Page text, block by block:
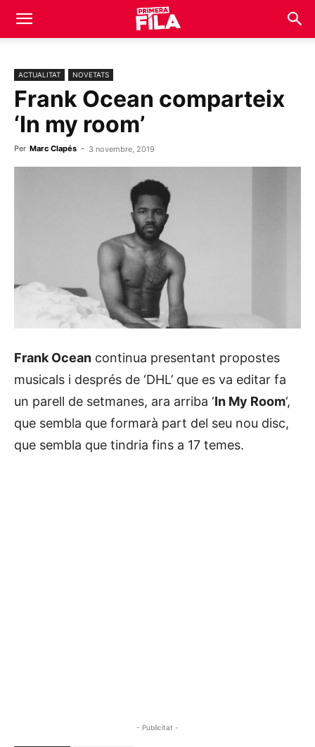
ACTUALITAT NOVETATS
Frank Ocean comparteix
‘In my room’
Per Marc Clapés - 3 novembre, 2019
Frank Ocean continua presentant propostes
musicals i després de ‘DHL’ que es va editar fa
un parell de setmanes, ara arriba ‘In My Room‘,
que sembla que formarà part del seu nou disc,
que sembla que tindria fins a 17 temes.
- Publicitat -